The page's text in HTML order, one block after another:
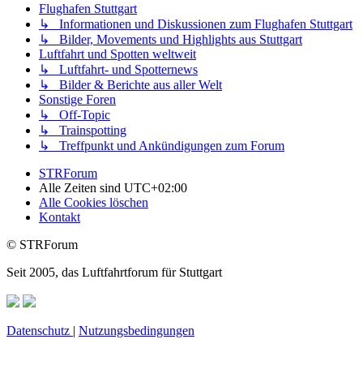
Flughafen Stuttgart
↳ Informationen und Diskussionen zum Flughafen Stuttgart
↳ Bilder, Movements und Highlights aus Stuttgart
Luftfahrt und Spotten weltweit
↳ Luftfahrt- und Spotternews
↳ Bilder & Berichte aus aller Welt
Sonstige Foren
↳ Off-Topic
↳ Trainspotting
↳ Treffpunkt und Ankündigungen zum Forum
STRForum
Alle Zeiten sind UTC+02:00
Alle Cookies löschen
Kontakt
© STRForum
Seit 2005, das Luftfahrtforum für Stuttgart
Datenschutz | Nutzungsbedingungen